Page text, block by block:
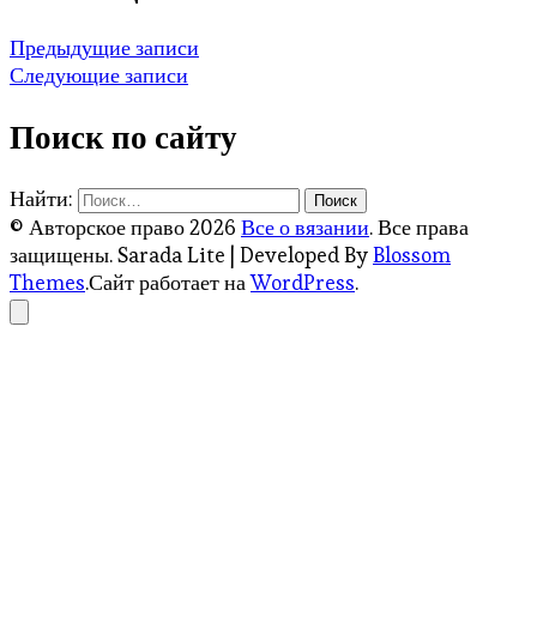
Предыдущие записи
Следующие записи
Поиск по сайту
Найти:
© Авторское право 2026 Все о вязании. Все права
защищены.Sarada Lite | Developed ByBlossom
Themes.Сайт работает наWordPress.